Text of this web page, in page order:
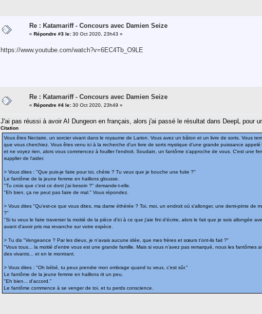
Re : Katamariff - Concours avec Damien Seize
« Répondre #3 le: 30 Oct 2020, 23h43 »
https://www.youtube.com/watch?v=6EC4Tb_O9LE
Re : Katamariff - Concours avec Damien Seize
« Répondre #4 le: 30 Oct 2020, 23h49 »
J'ai pas réussi à avoir AI Dungeon en français, alors j'ai passé le résultat dans DeepL pour
Citation
Vous êtes Nectaire, un sorcier vivant dans le royaume de Larion. Vous avez un bâton et un livre de sorts. Vous
que vous cherchiez. Vous êtes venu ici à la recherche d'un livre de sorts mystique d'une grande puissance
et ne voyez rien, alors vous commencez à fouiller l'endroit. Soudain, un fantôme s'approche de vous. C'est une
supplier de l'aider.
> Vous dites : "Que puis-je faire pour toi, chérie ? Tu veux que je bouche une fuite ?"
Le fantôme de la jeune femme en haillons glousse.
"Tu crois que c'est ce dont j'ai besoin ?" demande-t-elle.
"Eh bien, ça ne peut pas faire de mal." Vous répondez.
> Vous dites "Qu'est-ce que vous dites, ma dame éthérée ? Toi, moi, un endroit où s'allonger, une demi-pinte de
?"
"Si tu veux le faire traverser la moitié de la pièce d'ici à ce que j'aie fini d'écrire, alors le fait que je sois allongée
avant d'avoir pris ma revanche sur votre espèce.
> Tu dis "Vengeance ? Par les dieux, je n'avais aucune idée, que mes frères et sœurs t'ont-ils fait ?"
"Vous tous... la moitié d'entre vous est une grande famille. Mais si vous n'avez pas remarqué, nous les fantômes
des vivants... et en le montrant.
> Vous dites : "Oh bébé, tu peux prendre mon ombrage quand tu veux, c'est sûr."
Le fantôme de la jeune femme en haillons rit un peu.
"Eh bien... d'accord."
Le fantôme commence à se venger de toi, et tu perds conscience.